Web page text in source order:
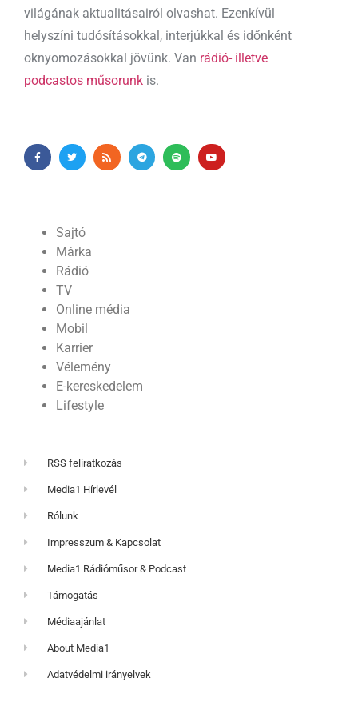
világának aktualitásairól olvashat. Ezenkívül
helyszíni tudósításokkal, interjúkkal és időnként
oknyomozásokkal jövünk. Van rádió- illetve
podcastos műsorunk is.
Sajtó
Márka
Rádió
TV
Online média
Mobil
Karrier
Vélemény
E-kereskedelem
Lifestyle
RSS feliratkozás
Media1 Hírlevél
Rólunk
Impresszum & Kapcsolat
Media1 Rádióműsor & Podcast
Támogatás
Médiaajánlat
About Media1
Adatvédelmi irányelvek